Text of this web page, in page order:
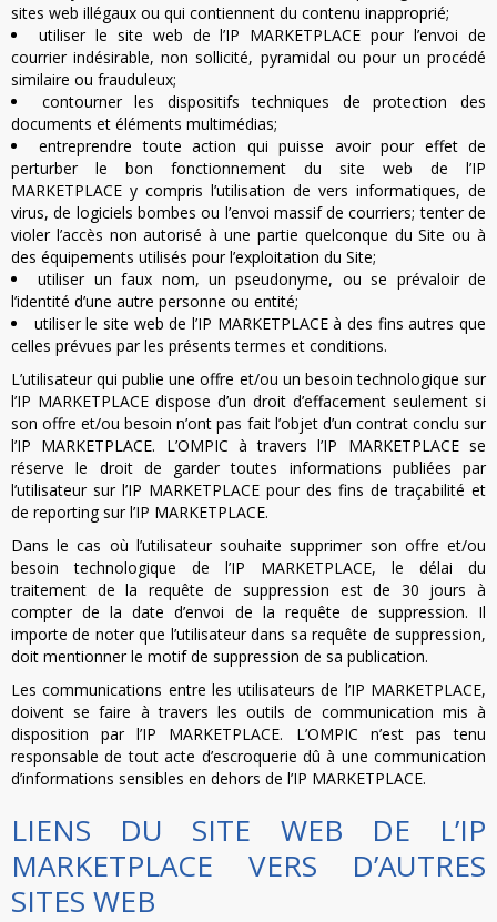
sites web illégaux ou qui contiennent du contenu inapproprié;
utiliser le site web de l’IP MARKETPLACE pour l’envoi de
courrier indésirable, non sollicité, pyramidal ou pour un procédé
similaire ou frauduleux;
contourner les dispositifs techniques de protection des
documents et éléments multimédias;
entreprendre toute action qui puisse avoir pour effet de
perturber le bon fonctionnement du site web de l’IP
MARKETPLACE y compris l’utilisation de vers informatiques, de
virus, de logiciels bombes ou l’envoi massif de courriers; tenter de
violer l’accès non autorisé à une partie quelconque du Site ou à
des équipements utilisés pour l’exploitation du Site;
utiliser un faux nom, un pseudonyme, ou se prévaloir de
l’identité d’une autre personne ou entité;
utiliser le site web de l’IP MARKETPLACE à des fins autres que
celles prévues par les présents termes et conditions.
L’utilisateur qui publie une offre et/ou un besoin technologique sur
l’IP MARKETPLACE dispose d’un droit d’effacement seulement si
son offre et/ou besoin n’ont pas fait l’objet d’un contrat conclu sur
l’IP MARKETPLACE. L’OMPIC à travers l’IP MARKETPLACE se
réserve le droit de garder toutes informations publiées par
l’utilisateur sur l’IP MARKETPLACE pour des fins de traçabilité et
de reporting sur l’IP MARKETPLACE.
Dans le cas où l’utilisateur souhaite supprimer son offre et/ou
besoin technologique de l’IP MARKETPLACE, le délai du
traitement de la requête de suppression est de 30 jours à
compter de la date d’envoi de la requête de suppression. Il
importe de noter que l’utilisateur dans sa requête de suppression,
doit mentionner le motif de suppression de sa publication.
Les communications entre les utilisateurs de l’IP MARKETPLACE,
doivent se faire à travers les outils de communication mis à
disposition par l’IP MARKETPLACE. L’OMPIC n’est pas tenu
responsable de tout acte d’escroquerie dû à une communication
d’informations sensibles en dehors de l’IP MARKETPLACE.
LIENS DU SITE WEB DE L’IP
MARKETPLACE VERS D’AUTRES
SITES WEB